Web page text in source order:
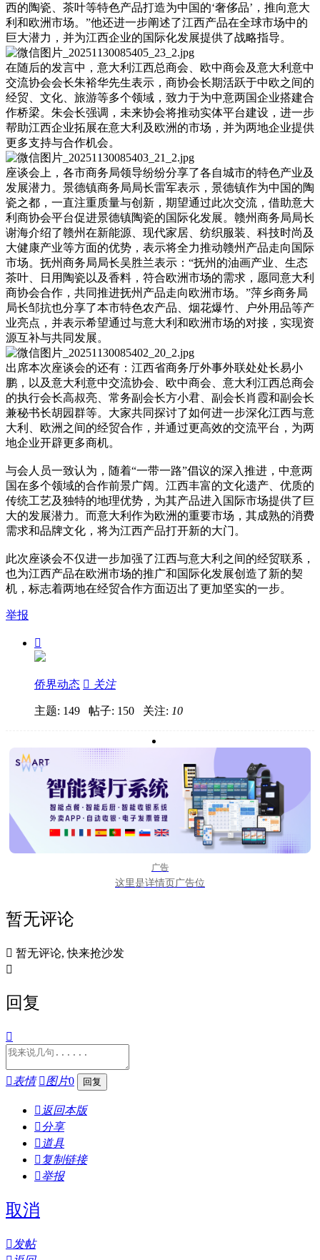
西的陶瓷、茶叶等特色产品打造为中国的‘奢侈品’，推向意大
利和欧洲市场。”他还进一步阐述了江西产品在全球市场中的
巨大潜力，并为江西企业的国际化发展提供了战略指导。
在随后的发言中，意大利江西总商会、欧中商会及意大利意中
交流协会会长朱裕华先生表示，商协会长期活跃于中欧之间的
经贸、文化、旅游等多个领域，致力于为中意两国企业搭建合
作桥梁。朱会长强调，未来协会将推动实体平台建设，进一步
帮助江西企业拓展在意大利及欧洲的市场，并为两地企业提供
更多支持与合作机会。
座谈会上，各市商务局领导纷纷分享了各自城市的特色产业及
发展潜力。景德镇商务局局长雷军表示，景德镇作为中国的陶
瓷之都，一直注重质量与创新，期望通过此次交流，借助意大
利商协会平台促进景德镇陶瓷的国际化发展。赣州商务局局长
谢海介绍了赣州在新能源、现代家居、纺织服装、科技时尚及
大健康产业等方面的优势，表示将全力推动赣州产品走向国际
市场。抚州商务局局长吴胜兰表示：“抚州的油画产业、生态
茶叶、日用陶瓷以及香料，符合欧洲市场的需求，愿同意大利
商协会合作，共同推进抚州产品走向欧洲市场。”萍乡商务局
局长邹抗也分享了本市特色农产品、烟花爆竹、户外用品等产
业亮点，并表示希望通过与意大利和欧洲市场的对接，实现资
源互补与共同发展。
出席本次座谈会的还有：江西省商务厅外事外联处处长易小
鹏，以及意大利意中交流协会、欧中商会、意大利江西总商会
的执行会长高叔亮、常务副会长方小君、副会长肖霞和副会长
兼秘书长胡园群等。大家共同探讨了如何进一步深化江西与意
大利、欧洲之间的经贸合作，并通过更高效的交流平台，为两
地企业开辟更多商机。
与会人员一致认为，随着“一带一路”倡议的深入推进，中意两
国在多个领域的合作前景广阔。江西丰富的文化遗产、优质的
传统工艺及独特的地理优势，为其产品进入国际市场提供了巨
大的发展潜力。而意大利作为欧洲的重要市场，其成熟的消费
需求和品牌文化，将为江西产品打开新的大门。
此次座谈会不仅进一步加强了江西与意大利之间的经贸联系，
也为江西产品在欧洲市场的推广和国际化发展创造了新的契
机，标志着两地在经贸合作方面迈出了更加坚实的一步。
举报

侨界动态  关注
主题: 149 帖子: 150 关注: 10
广告
这里是详情页广告位
暂无评论
 暂无评论, 快来抢沙发

回复

表情 图片0
 返回本版
分享
 道具
 复制链接
举报
取消
发帖